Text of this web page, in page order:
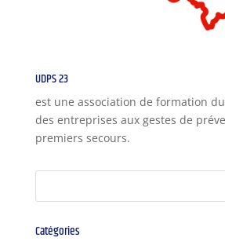
UDPS 23
est une association de formation
des entreprises aux gestes de
premiers secours.
Catégories